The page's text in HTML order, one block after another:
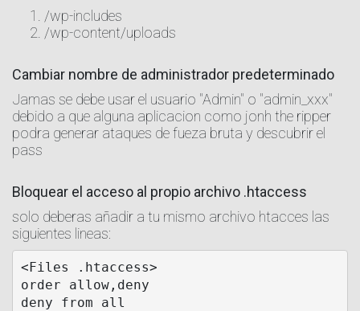
/wp-includes
/wp-content/uploads
Cambiar nombre de administrador predeterminado
Jamas se debe usar el usuario "Admin" o "admin_xxx"
debido a que alguna aplicacion como jonh the ripper
podra generar ataques de fueza bruta y descubrir el
pass
Bloquear el acceso al propio archivo .htaccess
solo deberas añadir a tu mismo archivo htacces las
siguientes lineas:
<Files .htaccess>
order allow,deny
deny from all